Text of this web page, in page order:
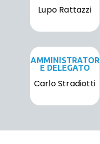
Lupo Rattazzi
AMMINISTRATOR
E DELEGATO
Carlo Stradiotti